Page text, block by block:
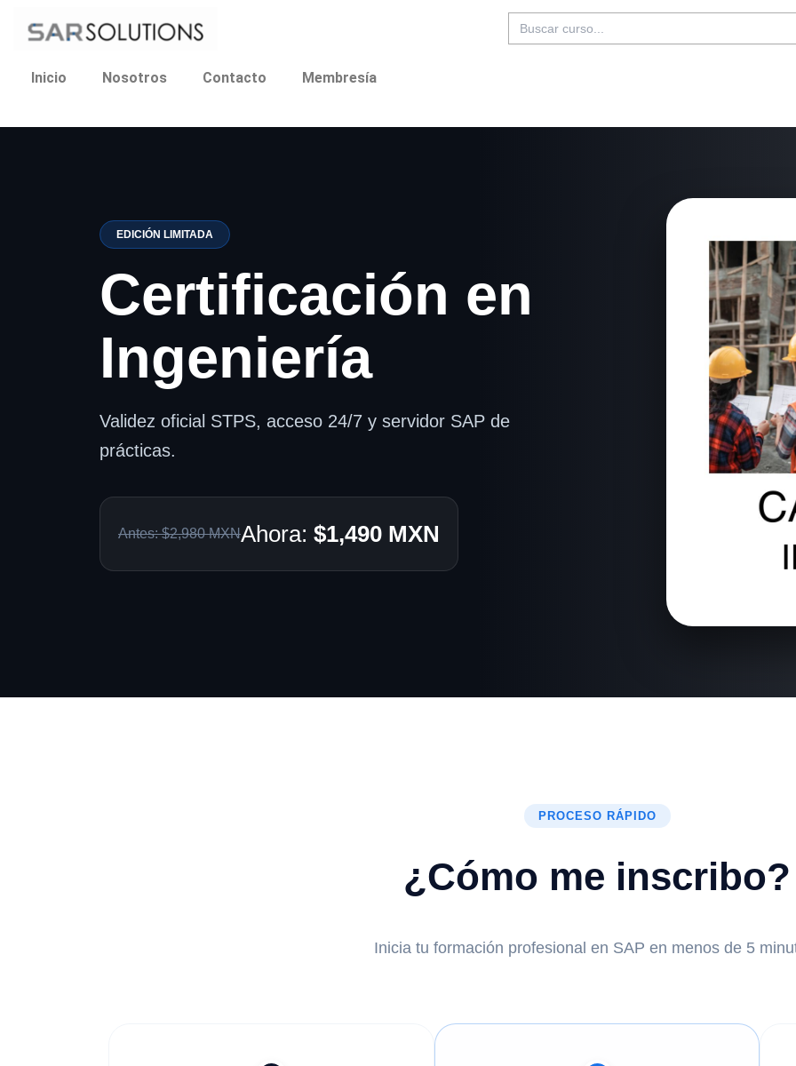
Buscar:
Inicio Nosotros Contacto Membresía
EDICIÓN LIMITADA
Certificación en
Ingeniería
Validez oficial STPS, acceso 24/7 y servidor SAP de
prácticas.
Antes: $2,980 MXNAhora: $1,490 MXN
PROCESO RÁPIDO
¿Cómo me inscribo?
Inicia tu formación profesional en SAP en menos de 5